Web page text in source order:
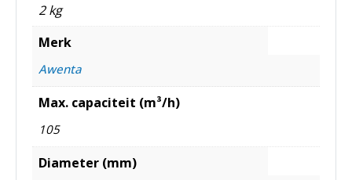
2 kg
Merk
Awenta
Max. capaciteit (m³/h)
105
Diameter (mm)